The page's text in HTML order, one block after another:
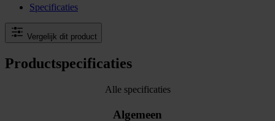
Specificaties
Vergelijk dit product
Productspecificaties
Alle specificaties
Algemeen